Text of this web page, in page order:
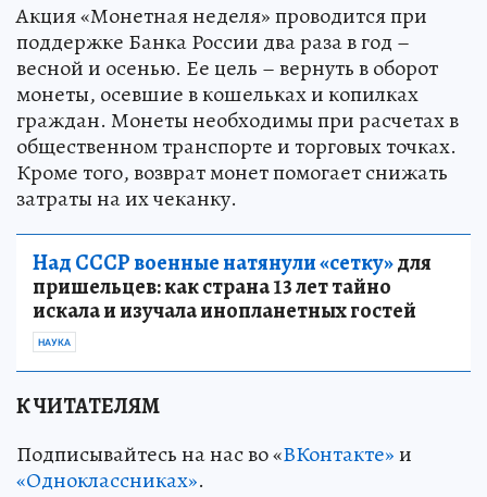
Акция «Монетная неделя» проводится при
поддержке Банка России два раза в год –
весной и осенью. Ее цель – вернуть в оборот
монеты, осевшие в кошельках и копилках
граждан. Монеты необходимы при расчетах в
общественном транспорте и торговых точках.
Кроме того, возврат монет помогает снижать
затраты на их чеканку.
Над СССР военные натянули «сетку»для
пришельцев: как страна 13 лет тайно
искала и изучала инопланетных гостей
НАУКА
К ЧИТАТЕЛЯМ
Подписывайтесь на нас во «ВКонтакте»и
«Одноклассниках».